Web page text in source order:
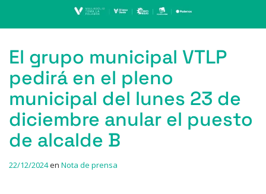
El grupo municipal VTLP
pedirá en el pleno
municipal del lunes 23 de
diciembre anular el puesto
de alcalde B
22/12/2024en Nota de prensa